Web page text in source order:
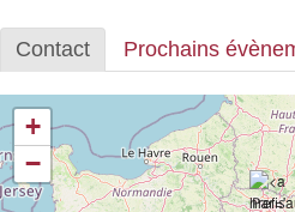
Contact Prochains
+
−